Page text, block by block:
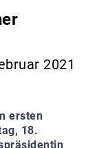
2021
ersten
18.